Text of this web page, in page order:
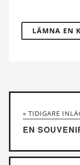
« TIDIGARE
EN